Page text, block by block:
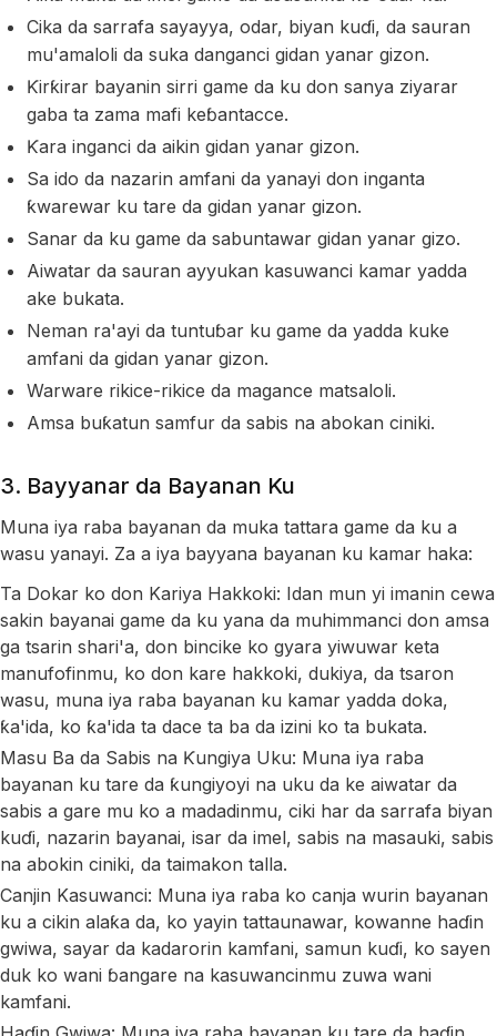
Cika da sarrafa sayayya, odar, biyan kuɗi, da sauran
mu'amaloli da suka danganci gidan yanar gizon.
Ƙirƙirar bayanin sirri game da ku don sanya ziyarar
gaba ta zama mafi keɓantacce.
Ƙara inganci da aikin gidan yanar gizon.
Sa ido da nazarin amfani da yanayi don inganta
ƙwarewar ku tare da gidan yanar gizon.
Sanar da ku game da sabuntawar gidan yanar gizo.
Aiwatar da sauran ayyukan kasuwanci kamar yadda
ake bukata.
Neman ra'ayi da tuntuɓar ku game da yadda kuke
amfani da gidan yanar gizon.
Warware rikice-rikice da magance matsaloli.
Amsa buƙatun samfur da sabis na abokan ciniki.
3. Bayyanar da Bayanan Ku
Muna iya raba bayanan da muka tattara game da ku a
wasu yanayi. Za a iya bayyana bayanan ku kamar haka:
Ta Dokar ko don Kariya Hakkoki: Idan mun yi imanin cewa
sakin bayanai game da ku yana da muhimmanci don amsa
ga tsarin shari'a, don bincike ko gyara yiwuwar keta
manufofinmu, ko don kare hakkoki, dukiya, da tsaron
wasu, muna iya raba bayanan ku kamar yadda doka,
ƙa'ida, ko ƙa'ida ta dace ta ba da izini ko ta bukata.
Masu Ba da Sabis na Ƙungiya Uku: Muna iya raba
bayanan ku tare da ƙungiyoyi na uku da ke aiwatar da
sabis a gare mu ko a madadinmu, ciki har da sarrafa biyan
kuɗi, nazarin bayanai, isar da imel, sabis na masauki, sabis
na abokin ciniki, da taimakon talla.
Canjin Kasuwanci: Muna iya raba ko canja wurin bayanan
ku a cikin alaƙa da, ko yayin tattaunawar, kowanne haɗin
gwiwa, sayar da kadarorin kamfani, samun kuɗi, ko sayen
duk ko wani ɓangare na kasuwancinmu zuwa wani
kamfani.